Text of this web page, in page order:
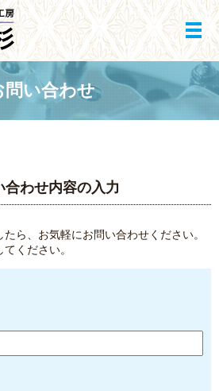
メ
問い合わせ
合わせ内容の入力
ら、お気軽にお問い合わせください。
ください。